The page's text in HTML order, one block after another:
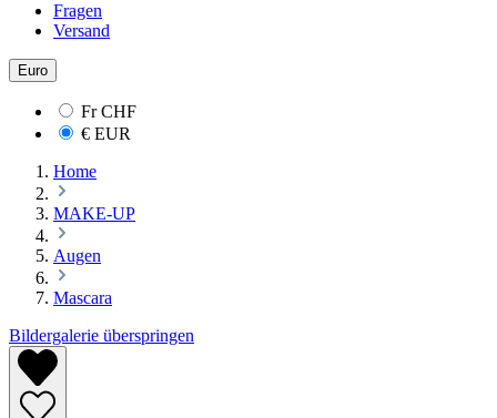
Fragen
Versand
Euro
FrCHF
€ EUR
Home
MAKE-UP
Augen
Mascara
Bildergalerie überspringen